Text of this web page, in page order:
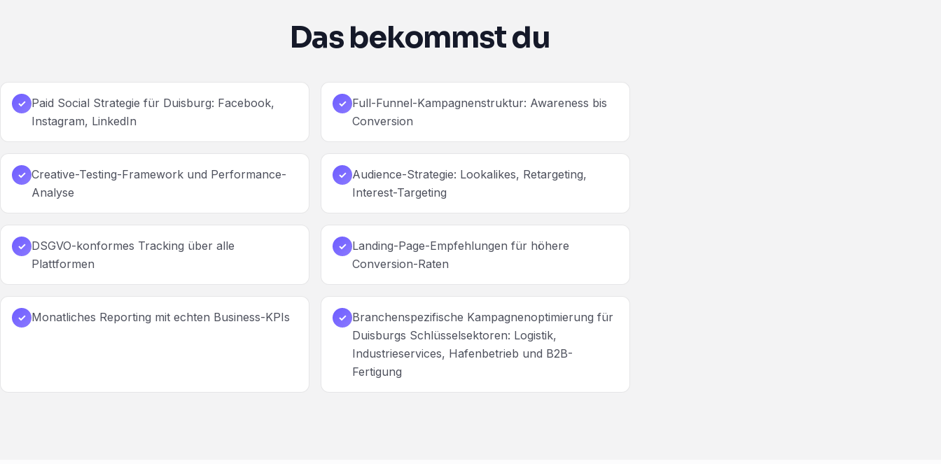
Das bekommst du
✓ Paid Social Strategie für Duisburg: Facebook,
Instagram, LinkedIn
✓ Full-Funnel-Kampagnenstruktur: Awareness bis
Conversion
✓ Creative-Testing-Framework und Performance-
Analyse
✓ Audience-Strategie: Lookalikes, Retargeting,
Interest-Targeting
✓ DSGVO-konformes Tracking über alle
Plattformen
✓ Landing-Page-Empfehlungen für höhere
Conversion-Raten
✓ Monatliches Reporting mit echten Business-KPIs ✓ Branchenspezifische Kampagnenoptimierung für
Duisburgs Schlüsselsektoren: Logistik,
Industrieservices, Hafenbetrieb und B2B-
Fertigung